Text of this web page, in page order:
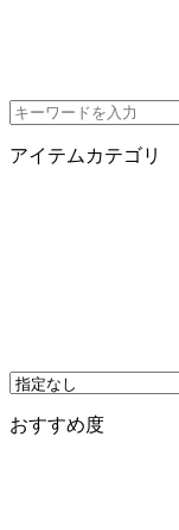
アイテムカテゴリ
おすすめ度